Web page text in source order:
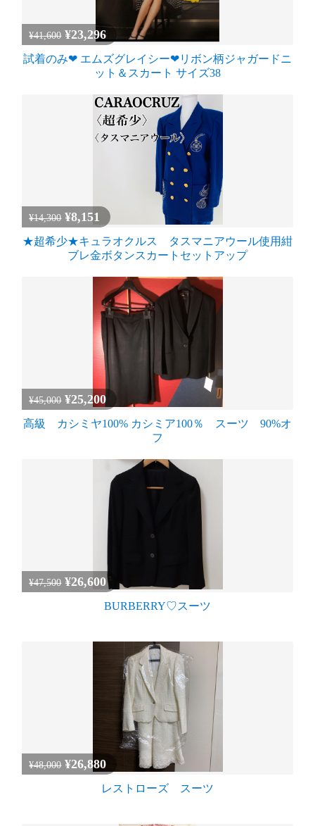
¥41,600 ¥23,296
試着のみ❤︎ エムズグレイシー❤︎リボン柄ジャガードニ
ット＆スカート サイズ38
¥14,300 ¥8,151
★超希少★キュラオクルス タスマニアウール使用紺
ブレ金ボタンスカートセットアップ
¥45,000 ¥25,200
高級 カシミヤ100% カシミア100％ スーツ 90%オ
フ
¥47,500 ¥26,600
BURBERRY♡スーツ
¥48,000 ¥26,880
レストローズ スーツ